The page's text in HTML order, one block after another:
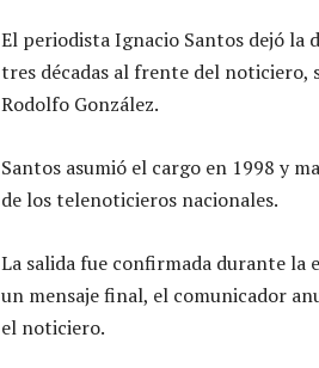
El periodista Ignacio Santos dejó la
tres décadas al frente del noticiero,
Rodolfo González.
Santos asumió el cargo en 1998 y
de los telenoticieros nacionales.
La salida fue confirmada durante la
un mensaje final, el comunicador
el noticiero.